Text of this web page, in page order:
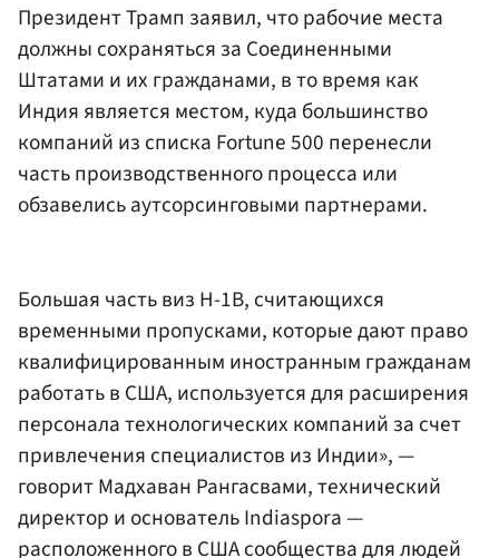
Президент Трамп заявил, что рабочие места
должны сохраняться за Соединенными
Штатами и их гражданами, в то время как
Индия является местом, куда большинство
компаний из списка Fortune 500 перенесли
часть производственного процесса или
обзавелись аутсорсинговыми партнерами.
Большая часть виз H-1B, считающихся
временными пропусками, которые дают право
квалифицированным иностранным гражданам
работать в США, используется для расширения
персонала технологических компаний за счет
привлечения специалистов из Индии», —
говорит Мадхаван Рангасвами, технический
директор и основатель Indiaspora —
расположенного в США сообщества для людей